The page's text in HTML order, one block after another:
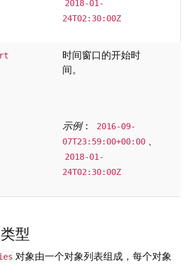
2018-01-
24T02:30:00Z
时间窗口的开始时
间。
示例：
2016-09-
07T23:59:00+00:00
2018-01-
24T02:30:00Z
型
对象由一个对象列表组成，每个对象